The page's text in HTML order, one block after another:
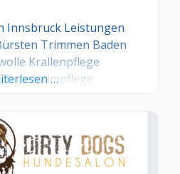
Innsbruck Leistungen
Trimmen Baden
Krallenpflege
Intimpflege
…